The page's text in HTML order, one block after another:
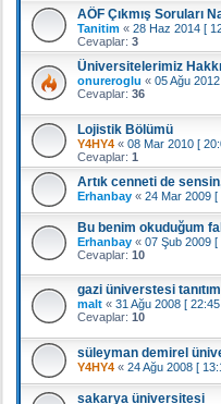
AÖF Çıkmış Soruları
Tanitim « 28 Haz 2014 [
Cevaplar: 3
Üniversitelerimiz
onureroglu « 05 Ağu
Cevaplar: 36
Lojistik Bölümü
Y4HY4 « 08 Mar 2010 [
Cevaplar: 1
Artık cenneti de
Erhanbay « 24 Mar 2009 [
Bu benim okuduğum
Erhanbay « 07 Şub 2009 [
Cevaplar: 10
gazi üniverstesi
malt « 31 Ağu 2008 [ 22:45
Cevaplar: 10
süleyman demirel
Y4HY4 « 24 Ağu 2008 [
sakarya üniversitesi